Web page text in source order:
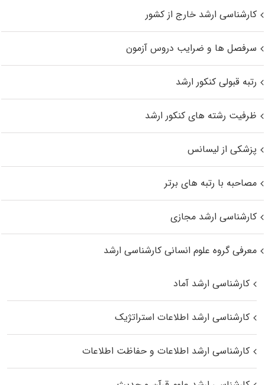
کارشناسی ارشد خارج از کشور
سرفصل ها و ضرایب دروس آزمون
رتبه قبولی کنکور ارشد
ظرفیت رشته های کنکور ارشد
پزشکی از لیسانس
مصاحبه با رتبه های برتر
کارشناسی ارشد مجازی
معرفی گروه علوم انسانی کارشناسی ارشد
کارشناسی ارشد آماد
کارشناسی ارشد اطلاعات استراتژیک
کارشناسی ارشد اطلاعات و حفاظت اطلاعات